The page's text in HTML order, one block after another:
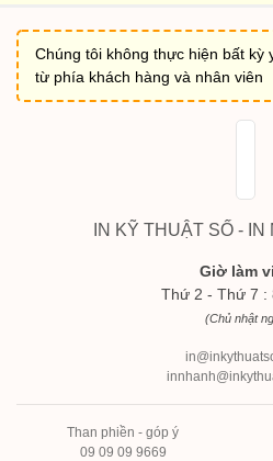
Chúng tôi không thực hiện bất kỳ
từ phía khách hàng và nhân viên
IN KỸ THUẬT SỐ -
Giờ làm
Thứ 2 - Thứ 7 :
(Chủ nhật
Than phiền - góp ý
09 09 09 9669